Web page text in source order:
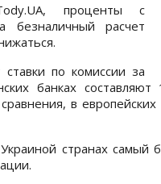
проценты с
безналичный расчет
по комиссии за
банках
в
странах самый